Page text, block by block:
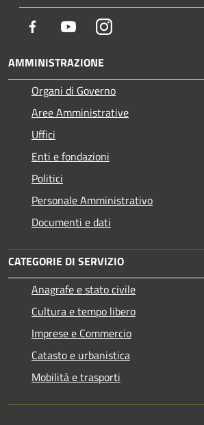
Facebook YoutubeInstagram
AMMINISTRAZIONE
Organi di Governo
Aree Amministrative
Uffici
Enti e fondazioni
Politici
Personale Amministrativo
Documenti e dati
CATEGORIE DI SERVIZIO
Anagrafe e stato civile
Cultura e tempo libero
Imprese e Commercio
Catasto e urbanistica
Mobilità e trasporti